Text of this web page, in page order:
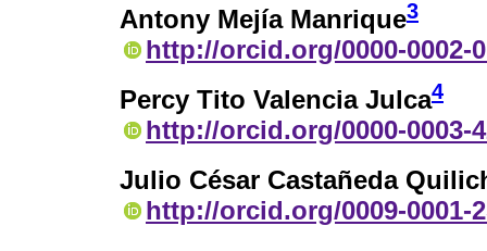
Antony Mejía Manrique3
http://orcid.org/0000-0002-
Percy Tito Valencia Julca4
http://orcid.org/0000-0003-
Julio César Castañeda
http://orcid.org/0009-0001-